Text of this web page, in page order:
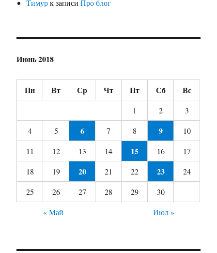
Тимурк записиПро блог
Июнь 2018
Пн Вт Ср Чт Пт Сб Вс
1 2
3
4
5 6 7 8 9
10
11
12 13 14 15 16
17
18
19 20 21 22 23
24
25
26 27 28 29
30
« Май
Июл »